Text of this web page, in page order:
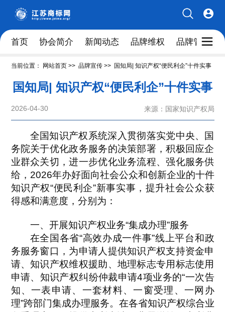
首页 协会简介 新闻动态 品牌维权 品牌管理人
当前位置： 网站首页>> 品牌宣传>> 国知局| 知识产权“便民利企”十件实事
国知局| 知识产权“便民利企”十件实事
2026-04-30 来源：国家知识产权局
全国知识产权系统深入贯彻落实党中央、国
务院关于优化政务服务的决策部署，积极回应企
业群众关切，进一步优化业务流程、强化服务供
给，2026年办好面向社会公众和创新企业的十件
知识产权“便民利企”新事实事，提升社会公众获
得感和满意度，分别为：
一、开展知识产权业务“集成办理”服务
在全国各省“高效办成一件事”线上平台和政
务服务窗口，为申请人提供知识产权支持资金申
请、知识产权维权援助、地理标志专用标志使用
申请、知识产权纠纷仲裁申请4项业务的“一次告
知、一表申请、一套材料、一窗受理、一网办
理”跨部门集成办理服务。在各省知识产权综合业